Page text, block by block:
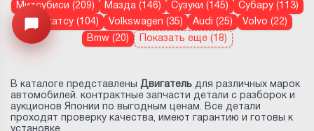
Узнайте цену запчасти -> Открыть меню
Митсубиси (209)
Мазда (146) Сузуки (145)
Субару (113)
Дайхатсу (104)
Volkswagen (35) Audi (25)
Volvo (22)
Bmw (20)
Показать еще (18)
В каталоге представлены Двигатель для различных марок
автомобилей. контрактные запчасти детали с разборок и
аукционов Японии по выгодным ценам. Все детали
проходят проверку качества, имеют гарантию и готовы к